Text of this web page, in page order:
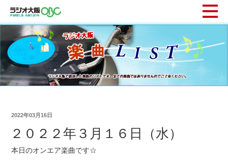
2022年03月16日
２０２２年３月１６日（水）
本日のオンエア楽曲です☆